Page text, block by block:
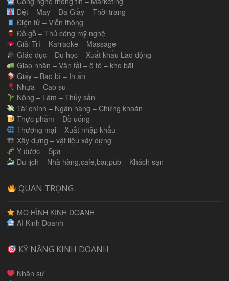
Dệt – May – Da Giầy – Thời trang
Điện tử – Viễn thông
Đồ gỗ – Thủ công mỹ nghệ
Giải Trí – Karraoke – Massage
GIáo dục – Du học – Xuất khẩu Lao động
Giao nhận – Vận tải – ô tô – kho bãi
Giấy – Bao bì – In ấn
Nhựa – Cao su
Nông – Lâm – Thủy sản
Tài chính – Ngân hàng – Chứng khoán
Thực phẩm – Đồ uống
Thương mại – Xuất nhập khẩu
🏗 Xây dựng – vật liệu xây dựng
Y dược – Spa
Du lịch – Nhà hàng,cafe,bar,pub – Khách sạn
QUAN TRỌNG
MÔ HÌNH KINH DOANH
AI Kinh Doanh
KỸ NĂNG KINH DOANH
Nhân sự